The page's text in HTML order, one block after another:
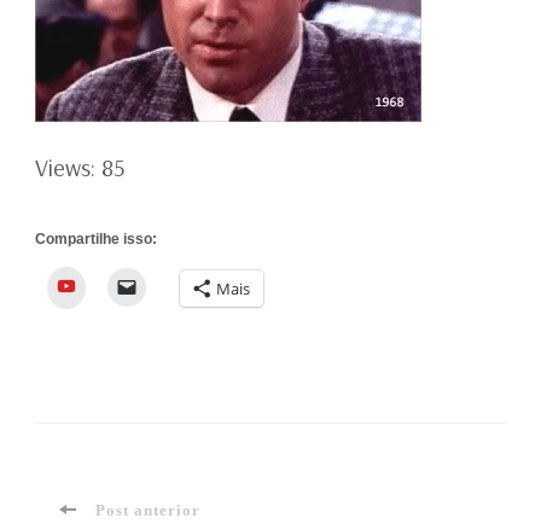
Views: 85
Compartilhe isso:
YouTube Mais
Post anterior